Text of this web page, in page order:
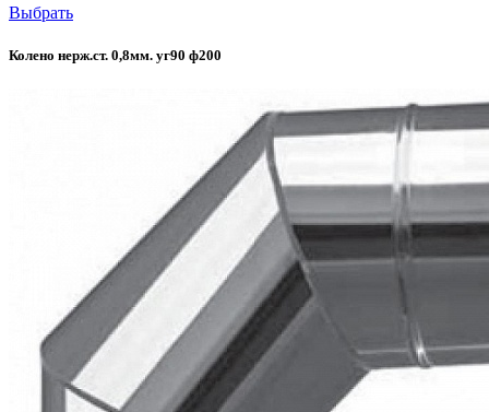
Выбрать
Колено нерж.ст. 0,8мм. уг90 ф200